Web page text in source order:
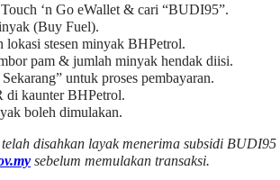
‘n Go eWallet & cari “BUDI95”.
(Buy Fuel).
lokasi stesen minyak BHPetrol.
pam & jumlah minyak hendak diisi.
untuk proses pembayaran.
di kaunter BHPetrol.
boleh dimulakan.
disahkan layak menerima subsidi BUDI95
sebelum memulakan transaksi.